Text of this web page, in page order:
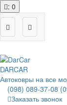
: 0
DARCAR
Автоковры на все
(098) 089-37-08
Заказать звонок